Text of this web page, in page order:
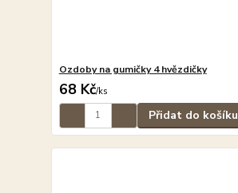
Ozdoby na gumičky 4 hvězdičky
68 Kč/ks
Přidat do košíku